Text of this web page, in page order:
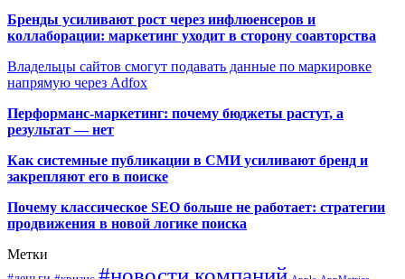
Бренды усиливают рост через инфлюенсеров и
коллаборации: маркетинг уходит в сторону соавторства
Владельцы сайтов смогут подавать данные по маркировке
напрямую через Adfox
Перформанс-маркетинг: почему бюджеты растут, а
результат — нет
Как системные публикации в СМИ усиливают бренд и
закрепляют его в поиске
Почему классическое SEO больше не работает: стратегии
продвижения в новой логике поиска
Метки